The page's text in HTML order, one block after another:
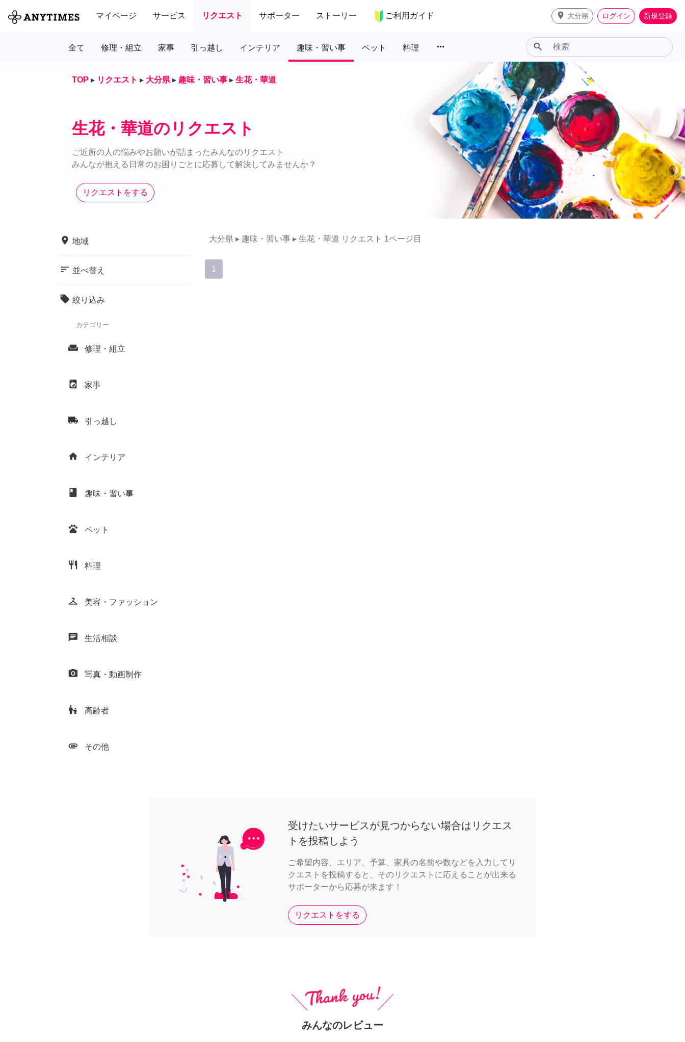
マイページ サービス リクエスト サポーター ストーリー ご利用ガイド place 大分県 ログイン 新規登録
全て 修理・組立 家事 引っ越し インテリア 趣味・習い事 ペット 料理 more_horiz search
TOP ▸ リクエスト ▸ 大分県 ▸ 趣味・習い事 ▸ 生花・華道
生花・華道のリクエスト
ご近所の人の悩みやお願いが詰まったみんなのリクエスト
みんなが抱える日常のお困りごとに応募して解決してみませんか？
リクエストをする
place 地域
sort 並べ替え
local_offer 絞り込み
カテゴリー
weekend 修理・組立
local_laundry_service 家事
local_shipping 引っ越し
home インテリア
class 趣味・習い事
pets ペット
restaurant 料理
checkroom 美容・ファッション
chat 生活相談
camera_alt 写真・動画制作
escalator_warning 高齢者
attachment その他
大分県 ▸ 趣味・習い事 ▸ 生花・華道 リクエスト 1ページ目
1
受けたいサービスが見つからない場合はリクエス
トを投稿しよう
ご希望内容、エリア、予算、家具の名前や数などを入力してリ
クエストを投稿すると、そのリクエストに応えることが出来る
サポーターから応募が来ます！
リクエストをする
みんなのレビュー